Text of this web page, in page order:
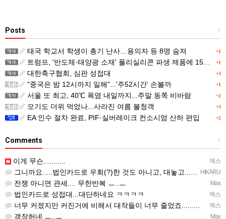
+
Posts
+1
태국 학교서 학생이 총기 난사…용의자 등 8명 숨져
+1
트럼프, '반도체·태양광 소재' 폴리실리콘 파생 제품에 15% 관세...한국 기업도 영향
+3
대한축구협회, 심판 성접대
+1
"중국은 밤 12시까지 일해"...'주52시간' 손볼까
+2
서울 또 최고, 40℃ 폭염 내일까지...주말 동쪽 비바람
+3
모기도 더위 먹었나...사라진 여름 불청객
+2
EA 인수 절차 완료, PIF·실버레이크 컨소시엄 산하 편입
+
Comments
엑스
이게 무슨...........
HIKARU
그니까요.....법인카드로 우회(?)한 것도 아니고, 대놓고...ㅋ ㅋ)
Max
전쟁 아니면 관세.... 무한반복 ㅡ..ㅡ
엑스
법인카드로 성접대...대단하네요 ㅋㅋㅋㅋ
엑스
너무 커졌지만 커진거에 비해서 대작들이 너무 줄었죠.........
Max
갱장허네 ㅡ..ㅡ